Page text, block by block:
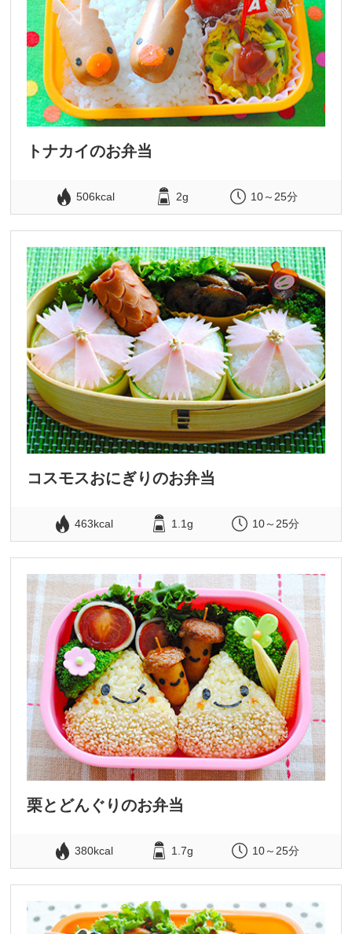
トナカイのお弁当
506kcal 2g 10～25分
コスモスおにぎりのお弁当
463kcal 1.1g 10～25分
栗とどんぐりのお弁当
380kcal 1.7g 10～25分